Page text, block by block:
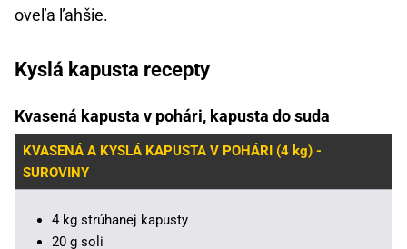
oveľa ľahšie.
Kyslá kapusta recepty
Kvasená kapusta v pohári, kapusta do suda
KVASENÁ A KYSLÁ KAPUSTA V POHÁRI (4 kg) -
SUROVINY
4 kg strúhanej kapusty
20 g soli